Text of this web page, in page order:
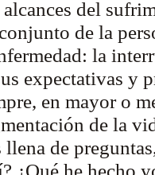
del
de la
la
expectativas y
en mayor o
de la
llena de
¿Qué he hecho